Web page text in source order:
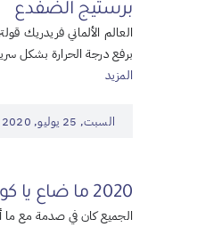
برستيج الضفدع
برفع درجة الحرارة بشكل سريع ومفاجئ حتى وصلت 56
المزيد
السبت, 25 يوليو, 2020
2020 ما ضاع يا كورونا
الجميع كان في صدمة مع ما